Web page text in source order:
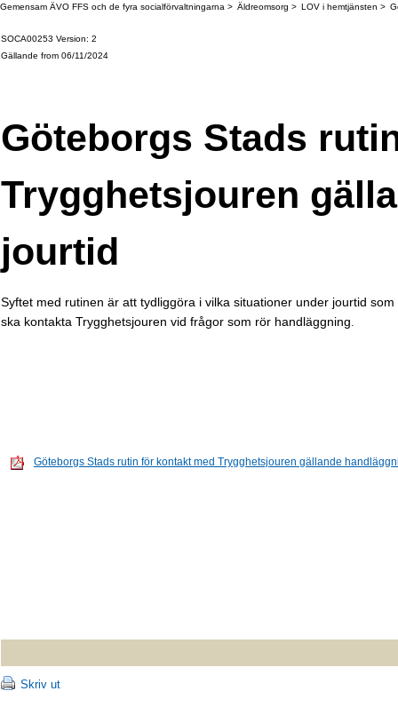
Gemensam ÄVO FFS och de fyra socialförvaltningarna Äldreomsorg LOV i hemtjänsten
SOCA00253 Version: 2
Gällande from 06/11/2024
Göteborgs Stads
Trygghetsjouren
jourtid
Syftet med rutinen är att tydliggöra i vilka situationer under jourtid
ska kontakta Trygghetsjouren vid frågor som rör handläggning.
Göteborgs Stads rutin för kontakt med Trygghetsjouren gällande
Skriv ut